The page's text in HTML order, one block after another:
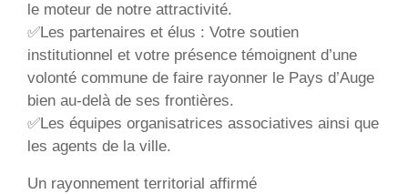
le moteur de notre attractivité.
✅Les partenaires et élus : Votre soutien
institutionnel et votre présence témoignent d’une
volonté commune de faire rayonner le Pays d’Auge
bien au-delà de ses frontières.
✅Les équipes organisatrices associatives ainsi que
les agents de la ville.
Un rayonnement territorial affirmé